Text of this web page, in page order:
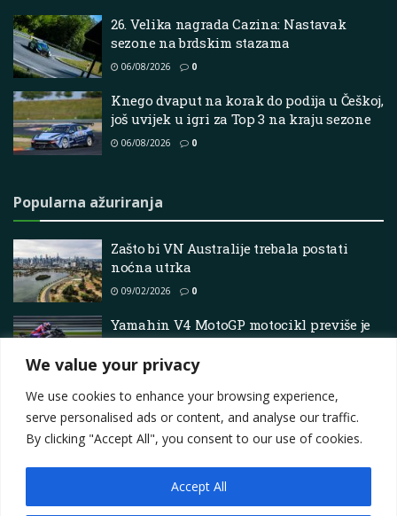
We value your privacy
We use cookies to enhance your browsing experience,
serve personalised ads or content, and analyse our traffic.
By clicking "Accept All", you consent to our use of cookies.
Accept All
26. Velika nagrada Cazina: Nastavak
sezone na brdskim stazama
06/08/2026 0
Knego dvaput na korak do podija u Češkoj,
još uvijek u igri za Top 3 na kraju sezone
06/08/2026 0
Popularna ažuriranja
Zašto bi VN Australije trebala postati
noćna utrka
09/02/2026 0
Yamahin V4 MotoGP motocikl previše je
opasan za testiranje, ali izgleda da je to u
redu
Contact